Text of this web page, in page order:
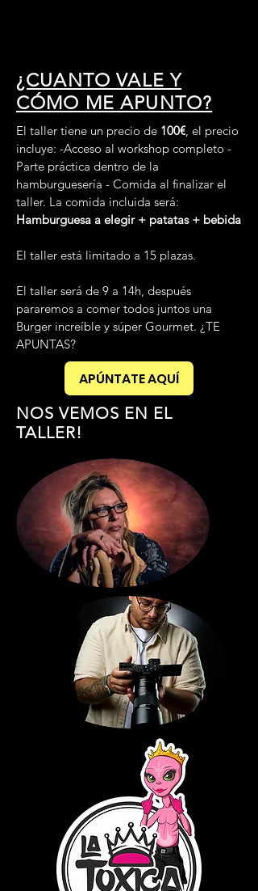
¿CUANTO VALE Y
CÓMO ME APUNTO?
El taller tiene un precio de 100€, el precio
incluye: -Acceso al workshop completo -
Parte práctica dentro de la
hamburguesería - Comida al finalizar el
taller. La comida incluida será:
Hamburguesa a elegir + patatas + bebida
El taller está limitado a 15 plazas.
El taller será de 9 a 14h, después
pararemos a comer todos juntos una
Burger increíble y súper Gourmet. ¿TE
APUNTAS?
APÚNTATE AQUÍ
NOS VEMOS EN EL
TALLER!